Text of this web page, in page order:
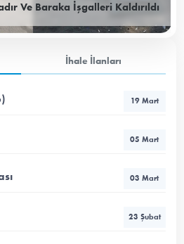
Ve Baraka İşgalleri Kaldırıldı
İhale İlanları
19 Mart
05 Mart
03 Mart
23 Şubat